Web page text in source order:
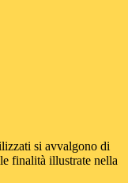
si avvalgono di
finalità illustrate nella